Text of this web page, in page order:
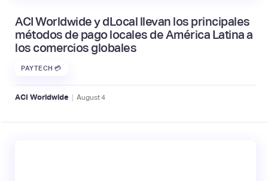
ACI Worldwide y dLocal llevan los principales
métodos de pago locales de América Latina a
los comercios globales
PAYTECH 💳
ACI Worldwide | August4